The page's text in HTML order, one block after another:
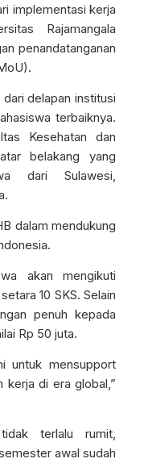
implementasi kerja
Rajamangala
penandatanganan
delapan institusi
terbaiknya.
Kesehatan dan
belakang yang
dari Sulawesi,
dalam mendukung
akan mengikuti
10 SKS. Selain
penuh kepada
Rp 50 juta.
untuk mensupport
kerja di era global,”
terlalu rumit,
awal sudah